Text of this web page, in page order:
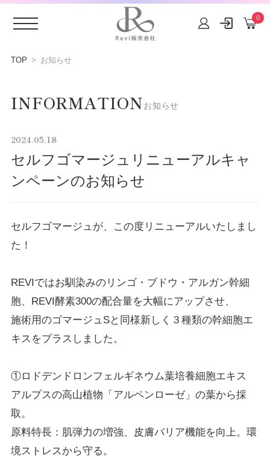
ンツに
0
TOP お知らせ
INFORMATIONお知らせ
2024.05.18
セルフゴマージュリニューアルキャ
ンペーンのお知らせ
セルフゴマージュが、この度リニューアルいたしまし
た！
REVIではお馴染みのリンゴ・ブドウ・アルガン幹細
胞、 REVI酵素300の配合量を大幅にアップさせ、
施術用のゴマージュSと同様新しく３種類の幹細胞エ
キスをプラスしました。
①ロドデンドロンフェルギネウム葉培養細胞エキス
アルプスの高山植物「アルペンローゼ」の葉から採
取。
原料特長：肌弾力の増強、皮膚バリア機能を向上。環
境ストレスから守る。